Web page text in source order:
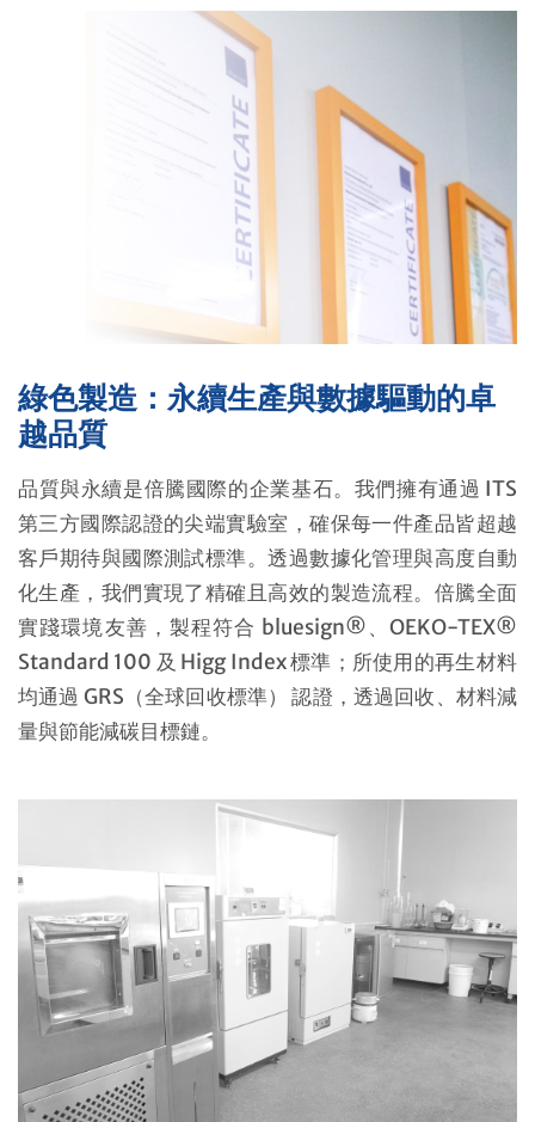
綠色製造：永續生產與數據驅動的卓
越品質
品質與永續是倍騰國際的企業基石。我們擁有通過 ITS
第三方國際認證的尖端實驗室，確保每一件產品皆超越
客戶期待與國際測試標準。透過數據化管理與高度自動
化生產，我們實現了精確且高效的製造流程。倍騰全面
實踐環境友善，製程符合 bluesign®、OEKO-TEX®
Standard 100 及 Higg Index 標準；所使用的再生材料
均通過 GRS（全球回收標準） 認證，透過回收、材料減
量與節能減碳目標鏈。